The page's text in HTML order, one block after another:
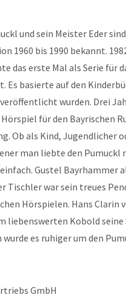
und sein Meister Eder
1960 bis 1990 bekannt.
das erste Mal als Serie für
Es basierte auf den
wurden. Drei
für den Bayrischen
Ob als Kind, Jugendlicher
man liebte den Pumuckl
Gustel Bayrhammer
Tischler war sein treues
Hörspielen. Hans Clarin
liebenswerten Kobold seine
es ruhiger um den
GmbH